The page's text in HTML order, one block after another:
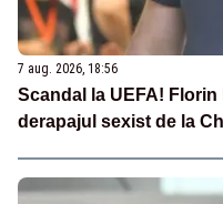
7 aug. 2026, 18:56
Scandal la UEFA!
derapajul sexist de la